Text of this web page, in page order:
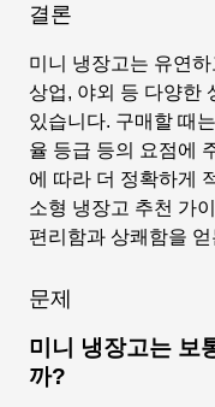
결론
미니 냉장고는 유연
상업, 야외 등 다양한
있습니다. 구매할 때
율 등급 등의 요점에
에 따라 더 정확하게
소형 냉장고 추천 가
편리함과 상쾌함을
문제
미니 냉장고는 보
까?